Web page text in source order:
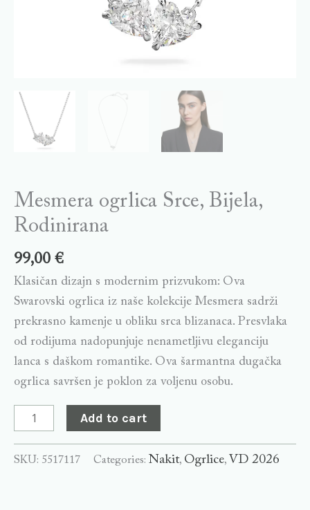
Mesmera ogrlica Srce, Bijela,
Rodinirana
99,00 €
Klasičan dizajn s modernim prizvukom: Ova
Swarovski ogrlica iz naše kolekcije Mesmera sadrži
prekrasno kamenje u obliku srca blizanaca. Presvlaka
od rodijuma nadopunjuje nenametljivu eleganciju
lanca s daškom romantike. Ova šarmantna dugačka
ogrlica savršen je poklon za voljenu osobu.
Add to cart
SKU: 5517117 Categories: Nakit, Ogrlice, VD 2026